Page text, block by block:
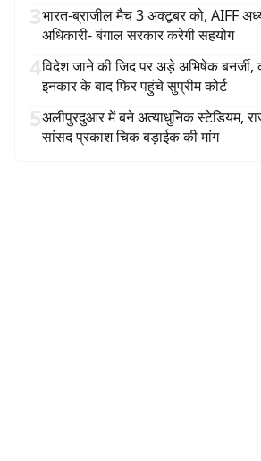
3भारत-ब्राजील मैच 3 अक्टूबर को, AIFF
अधिकारी- बंगाल सरकार करेगी सहयोग
4विदेश जाने की जिद पर अड़े अभिषेक बनर्जी,
इनकार के बाद फिर पहुंचे सुप्रीम कोर्ट
5अलीपुरदुआर में बने अत्याधुनिक स्टेडियम,
सांसद प्रकाश चिक बड़ाईक की मांग